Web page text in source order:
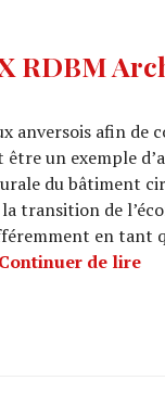
RDBM
anversois afin de
un exemple
du bâtiment
transition de
en tant
Continuer de lire